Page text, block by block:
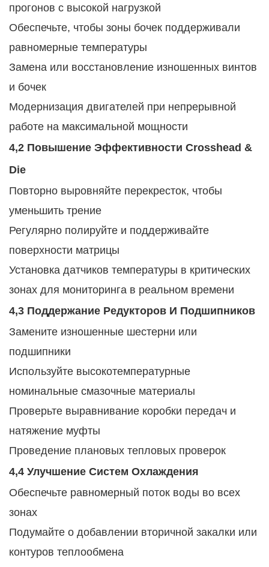
прогонов с высокой нагрузкой
Обеспечьте, чтобы зоны бочек поддерживали
равномерные температуры
Замена или восстановление изношенных винтов
и бочек
Модернизация двигателей при непрерывной
работе на максимальной мощности
4,2 Повышение Эффективности Crosshead &
Die
Повторно выровняйте перекресток, чтобы
уменьшить трение
Регулярно полируйте и поддерживайте
поверхности матрицы
Установка датчиков температуры в критических
зонах для мониторинга в реальном времени
4,3 Поддержание Редукторов И Подшипников
Замените изношенные шестерни или
подшипники
Используйте высокотемпературные
номинальные смазочные материалы
Проверьте выравнивание коробки передач и
натяжение муфты
Проведение плановых тепловых проверок
4,4 Улучшение Систем Охлаждения
Обеспечьте равномерный поток воды во всех
зонах
Подумайте о добавлении вторичной закалки или
контуров теплообмена